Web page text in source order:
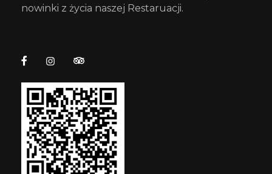
nowinki z życia naszej Restaruacji.